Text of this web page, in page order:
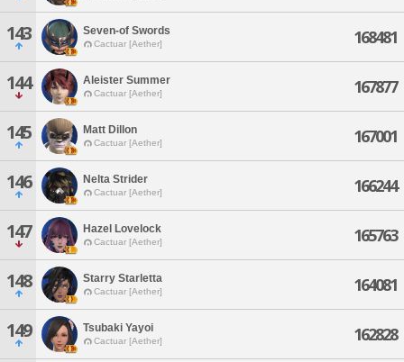
143 Seven-of Swords
Cactuar [Aether] 168481
144 Aleister Summer
Cactuar [Aether] 167877
145 Matt Dillon
Cactuar [Aether] 167001
146 Nelta Strider
Cactuar [Aether] 166244
147 Hazel Lovelock
Cactuar [Aether] 165763
148 Starry Starletta
Cactuar [Aether] 164081
149 Tsubaki Yayoi
Cactuar [Aether] 162828